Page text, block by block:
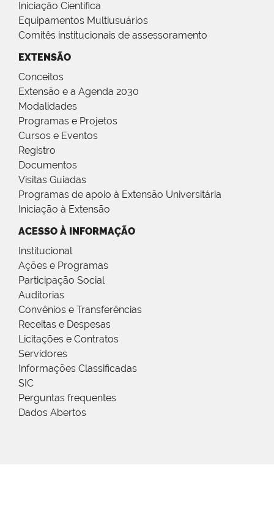
Iniciação Científica
Equipamentos Multiusuários
Comitês institucionais de assessoramento
EXTENSÃO
Conceitos
Extensão e a Agenda 2030
Modalidades
Programas e Projetos
Cursos e Eventos
Registro
Documentos
Visitas Guiadas
Programas de apoio à Extensão Universitária
Iniciação à Extensão
ACESSO À INFORMAÇÃO
Institucional
Ações e Programas
Participação Social
Auditorias
Convênios e Transferências
Receitas e Despesas
Licitações e Contratos
Servidores
Informações Classificadas
SIC
Perguntas frequentes
Dados Abertos